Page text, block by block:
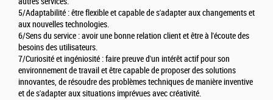
5/Adaptabilité : être flexible et capable de s'adapter aux changements et
aux nouvelles technologies.
6/Sens du service : avoir une bonne relation client et être à l'écoute des
besoins des utilisateurs.
7/Curiosité et ingéniosité : faire preuve d'un intérêt actif pour son
environnement de travail et être capable de proposer des solutions
innovantes, de résoudre des problèmes techniques de manière inventive
et de s'adapter aux situations imprévues avec créativité.